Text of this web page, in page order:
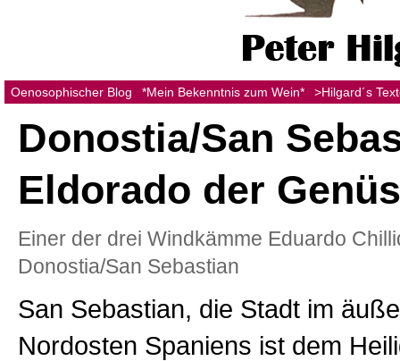
Oenosophischer Blog *Mein Bekenntnis zum Wein* >Hilgard´s
Donostia/San
Eldorado der
Einer der drei Windkämme Eduardo
Donostia/San Sebastian
San Sebastian, die Stadt im
Nordosten Spaniens ist dem